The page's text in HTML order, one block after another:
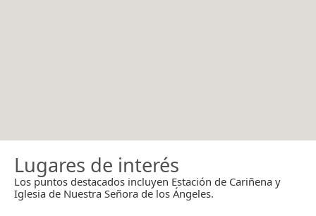
Lugares de interés
Los puntos destacados incluyen Estación de Cariñena y
Iglesia de Nuestra Señora de los Ángeles.